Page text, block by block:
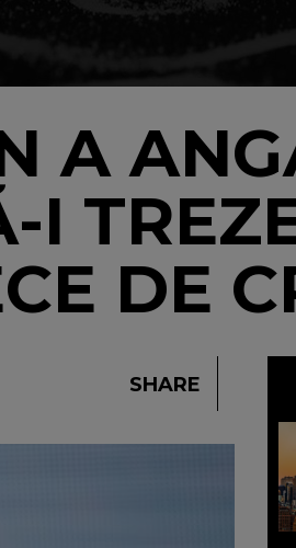
A
I
DE
SHARE